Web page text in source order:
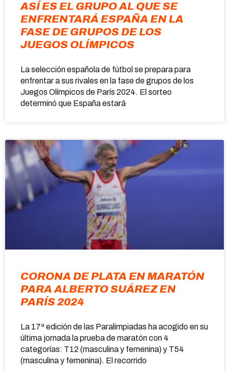
ASÍ ES EL GRUPO AL QUE SE
ENFRENTARÁ ESPAÑA EN LA
FASE DE GRUPOS DE LOS
JUEGOS OLÍMPICOS
La selección española de fútbol se prepara para
enfrentar a sus rivales en la fase de grupos de los
Juegos Olímpicos de París 2024. El sorteo
determinó que España estará
CORONA DE PLATA EN MARATÓN
PARA ALBERTO SUÁREZ EN
PARÍS 2024
La 17ª edición de las Paralimpiadas ha acogido en su
última jornada la prueba de maratón con 4
categorías: T12 (masculina y femenina) y T54
(masculina y femenina). El recorrido